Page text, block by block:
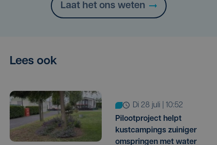
Laat het ons weten
Lees ook
di 28 juli | 10:52
Pilootproject helpt
kustcampings zuiniger
omspringen met water